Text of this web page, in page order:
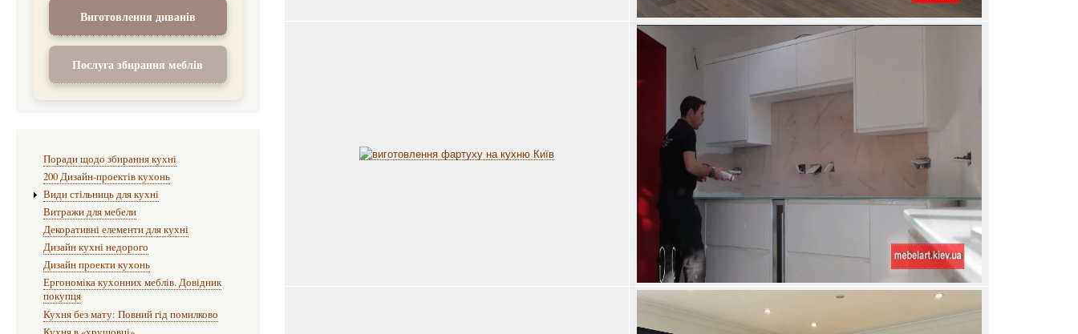
Виготовлення диванів
Послуга збирання меблів
Поради щодо збирання кухні
200 Дизайн-проектів кухонь
Види стільниць для кухні
Витражи для мебели
Декоративні елементи для кухні
Дизайн кухні недорого
Дизайн проекти кухонь
Ергономіка кухонних меблів. Довідник
покупця
Кухня без мату: Повний гід помилково